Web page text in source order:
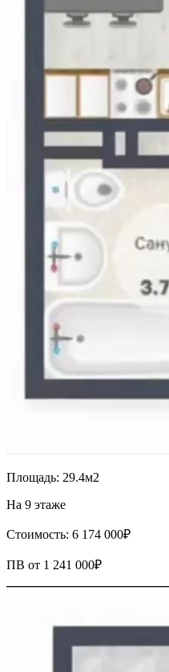
Площадь: 29.4м2
На 9 этаже
Стоимость: 6 174 000₽
ПВ от 1 241 000₽